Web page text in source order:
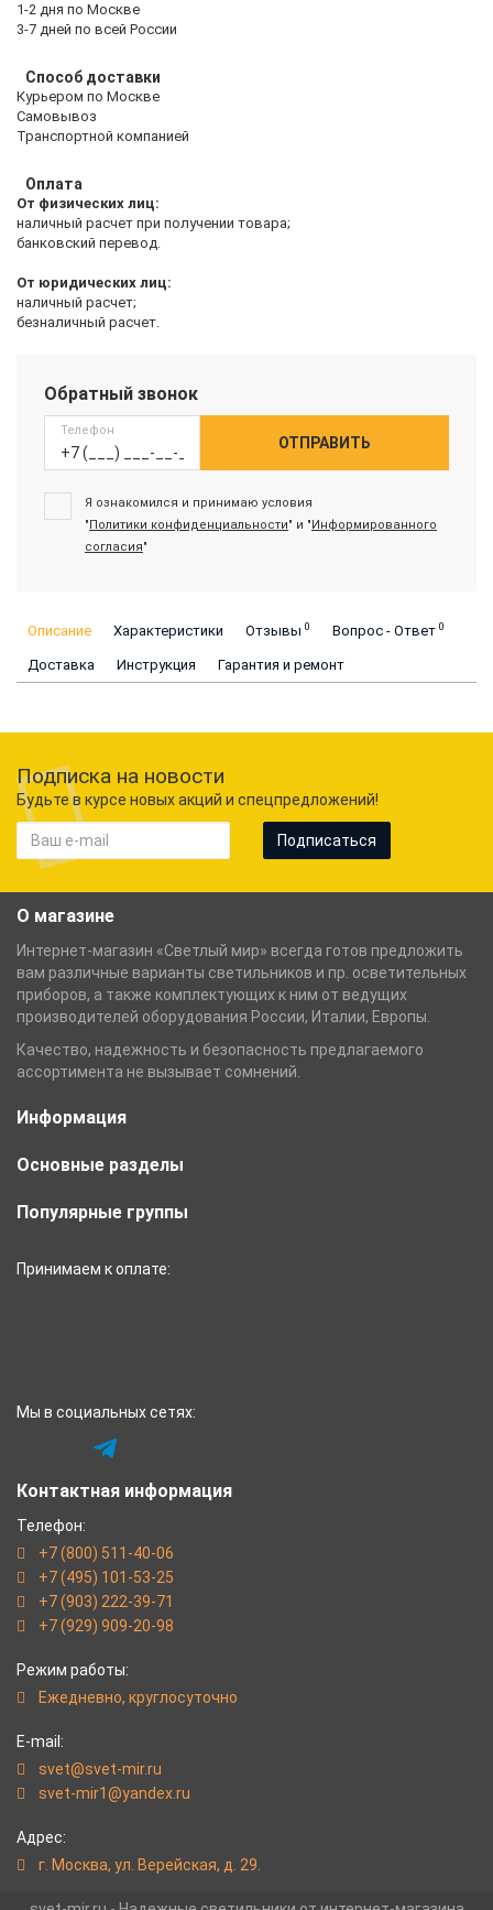
1-2 дня по Москве
3-7 дней по всей России
Способ доставки
Курьером по Москве
Самовывоз
Транспортной компанией
Оплата
От физических лиц:
наличный расчет при получении товара;
банковский перевод.
От юридических лиц:
наличный расчет;
безналичный расчет.
Обратный звонок
Телефон
ОТПРАВИТЬ
Я ознакомился и принимаю условия
"Политики конфиденциальности" и "Информированного
согласия"
Описание Характеристики Отзывы 0 Вопрос - Ответ 0
Доставка Инструкция Гарантия и ремонт
Подписка на новости
Будьте в курсе новых акций и спецпредложений!
Подписаться
О магазине
Интернет-магазин «Светлый мир» всегда готов предложить
вам различные варианты светильников и пр. осветительных
приборов, а также комплектующих к ним от ведущих
производителей оборудования России, Италии, Европы.
Качество, надежность и безопасность предлагаемого
ассортимента не вызывает сомнений.
Информация
Основные разделы
Популярные группы
Принимаем к оплате:
Мы в социальных сетях:
Контактная информация
Телефон:
+7 (800) 511-40-06
+7 (495) 101-53-25
+7 (903) 222-39-71
+7 (929) 909-20-98
Режим работы:
Eжедневно, круглосуточно
E-mail:
svet@svet-mir.ru
svet-mir1@yandex.ru
Адрес:
г. Москва, ул. Верейская, д. 29.